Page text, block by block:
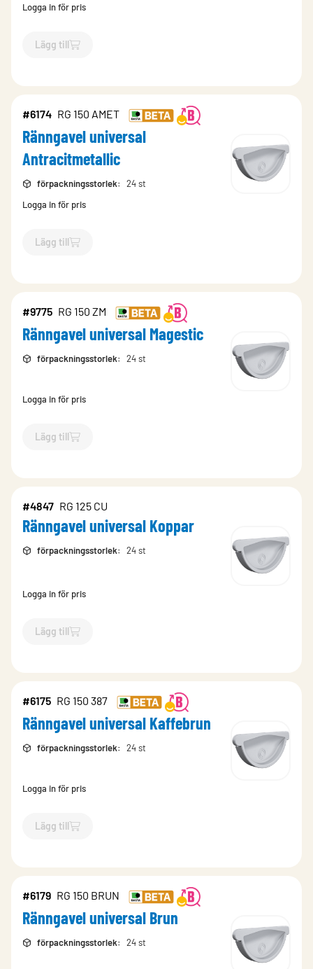
Logga in för pris
Lägg till
`$Lägg till
#6174 RG 150 AMET
Ränngavel universal
Antracitmetallic
förpackningsstorlek:
24 st
Logga in för pris
Lägg till
`$Lägg till
#9775 RG 150 ZM
Ränngavel universal Magestic
förpackningsstorlek: 24 st
Logga in för pris
Lägg till
`$Lägg till
#4847 RG 125 CU
Ränngavel universal Koppar
förpackningsstorlek: 24 st
Logga in för pris
Lägg till
`$Lägg till
#6175 RG 150 387
Ränngavel universal Kaffebrun
förpackningsstorlek: 24 st
Logga in för pris
Lägg till
`$Lägg till
#6179 RG 150 BRUN
Ränngavel universal Brun
förpackningsstorlek: 24 st